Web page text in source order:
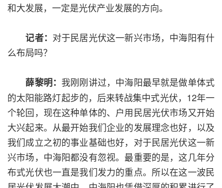
和大发展，一定是光伏产业发展的方向。
记者： 对于民居光伏这一新兴市场，中海阳有什
么布局吗？
薛黎明： 我刚刚讲过，中海阳最早就是做单体式
的太阳能路灯起步的，后来转战集中式光伏，12年一
个轮回，现在这种单体的、户用民居光伏市场又开始
大兴起来。从最开始我们企业的发展理念也好，以及
我们成立之初的事业基础也好，对于民居光伏这一新
兴市场，中海阳都没有忽视。最重要的是，这几年分
布式光伏也一直是我们发力的重点。所以在这一波民